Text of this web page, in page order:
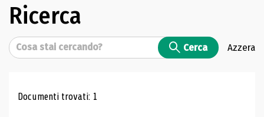
Ricerca
Cerca Cerca Azzera
Risultati di ricerca
Documenti trovati: 1